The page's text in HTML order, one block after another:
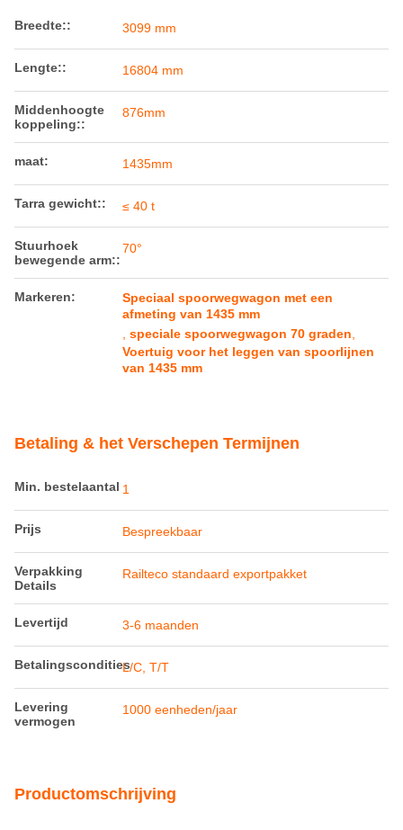
Breedte:: 3099 mm
Lengte:: 16804 mm
Middenhoogte
koppeling::
876mm
maat: 1435mm
Tarra gewicht:: ≤ 40 t
Stuurhoek
bewegende arm::
70°
Markeren:
Speciaal spoorwegwagon met een
afmeting van 1435 mm
speciale spoorwegwagon 70 graden
Voertuig voor het leggen van spoorlijnen
van 1435 mm
Betaling & het Verschepen Termijnen
Min. bestelaantal 1
Prijs Bespreekbaar
Verpakking
Details
Railteco standaard exportpakket
Levertijd 3-6 maanden
BetalingsconditiesL/C, T/T
Levering
vermogen
1000 eenheden/jaar
Productomschrijving